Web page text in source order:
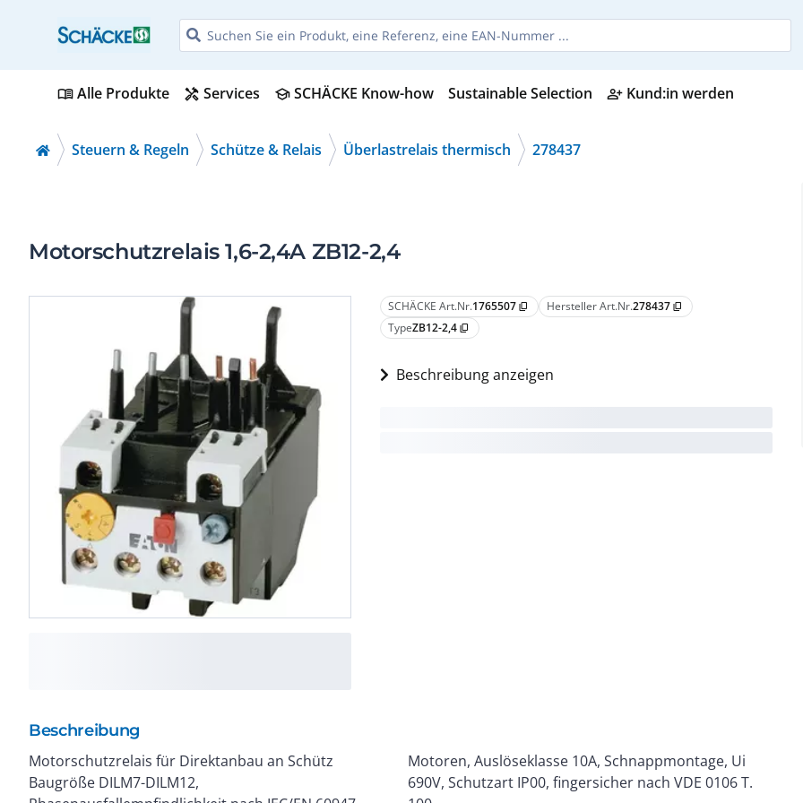
menu_bookAlle Produkte handyman Services schoolSCHÄCKE Know-how Sustainable Selection person_add_alt Kund:in werden
Steuern & Regeln Schütze & Relais Überlastrelais thermisch 278437
Motorschutzrelais 1,6-2,4A ZB12-2,4
SCHÄCKE Art.Nr.1765507 content_copy Hersteller Art.Nr.278437 content_copy
TypeZB12-2,4 content_copy
Beschreibung anzeigen
Beschreibung
Motorschutzrelais für Direktanbau an Schütz
Baugröße DILM7-DILM12,
Motoren, Auslöseklasse 10A, Schnappmontage, Ui
690V, Schutzart IP00, fingersicher nach VDE 0106 T.